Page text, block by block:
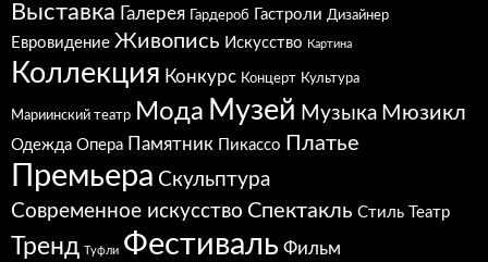
Выставка Галерея Гардероб Гастроли Дизайнер
Евровидение Живопись Искусство Картина
Коллекция Конкурс Концерт Культура
Мариинский театр Мода Музей Музыка Мюзикл
Одежда Опера Памятник Пикассо Платье
Премьера Скульптура
Современное искусство Спектакль Стиль Театр
Тренд Туфли Фестиваль Фильм